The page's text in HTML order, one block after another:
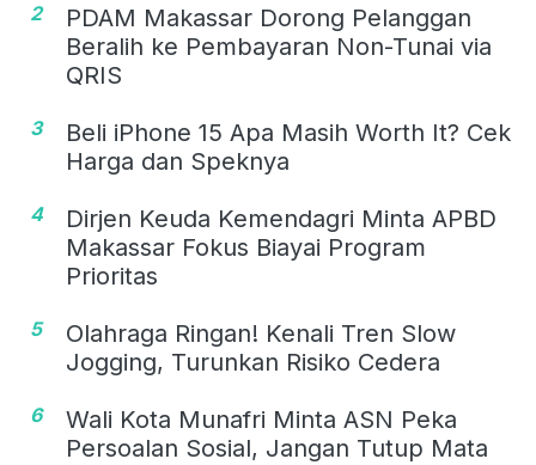
2
PDAM Makassar Dorong Pelanggan
Beralih ke Pembayaran Non-Tunai via
QRIS
3
Beli iPhone 15 Apa Masih Worth It? Cek
Harga dan Speknya
4
Dirjen Keuda Kemendagri Minta APBD
Makassar Fokus Biayai Program
Prioritas
5
Olahraga Ringan! Kenali Tren Slow
Jogging, Turunkan Risiko Cedera
6
Wali Kota Munafri Minta ASN Peka
Persoalan Sosial, Jangan Tutup Mata